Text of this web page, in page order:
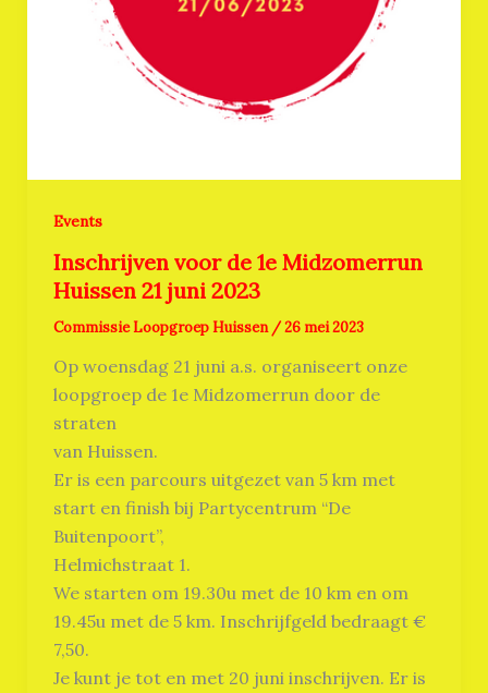
Events
Inschrijven voor de 1e Midzomerrun
Huissen 21 juni 2023
Commissie Loopgroep Huissen /26 mei 2023
Op woensdag 21 juni a.s. organiseert onze
loopgroep de 1e Midzomerrun door de
straten
van Huissen.
Er is een parcours uitgezet van 5 km met
start en finish bij Partycentrum “De
Buitenpoort”,
Helmichstraat 1.
We starten om 19.30u met de 10 km en om
19.45u met de 5 km. Inschrijfgeld bedraagt €
7,50.
Je kunt je tot en met 20 juni inschrijven. Er is